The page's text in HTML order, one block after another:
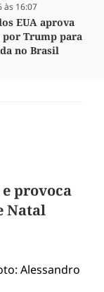
às 16:07
EUA aprova
Trump para
no Brasil
provoca
Natal